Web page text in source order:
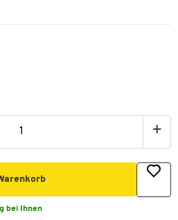
+
bei Ihnen